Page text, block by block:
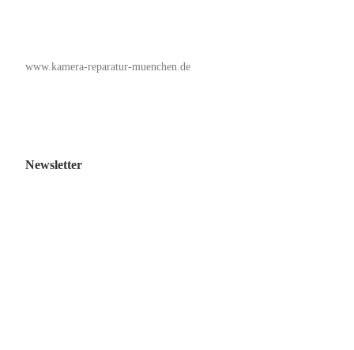
www.kamera-reparatur-muenchen.de
Newsletter